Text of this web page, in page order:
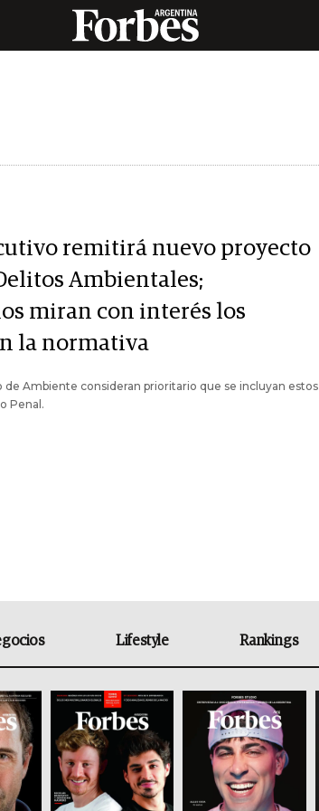
remitirá nuevo proyecto
Ambientales;
miran con interés los
la normativa
de Ambiente consideran prioritario que se incluyan estos
Penal.
Lifestyle Rankings